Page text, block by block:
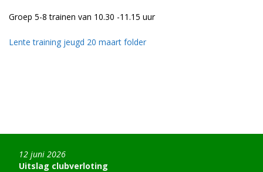
Groep 5-8 trainen van 10.30 -11.15 uur
Lente training jeugd 20 maart folder
Uitslag clubverloting
12 juni 2026